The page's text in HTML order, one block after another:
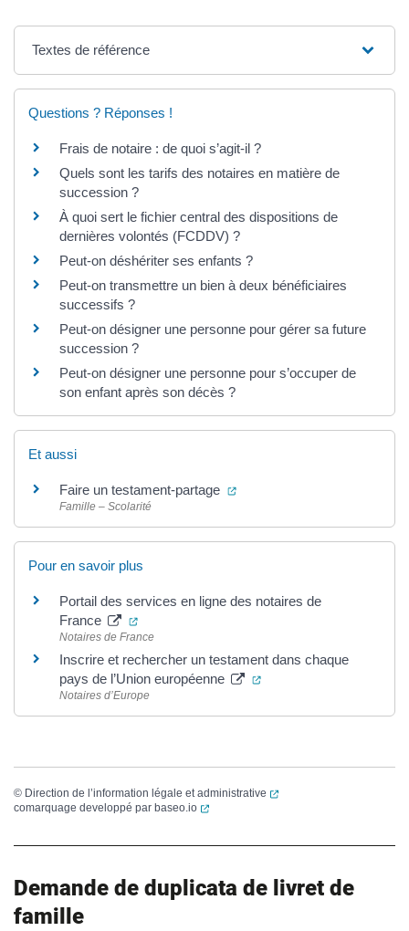
Textes de référence
Questions ? Réponses !
Frais de notaire : de quoi s’agit-il ?
Quels sont les tarifs des notaires en matière de
succession ?
À quoi sert le fichier central des dispositions de
dernières volontés (FCDDV) ?
Peut-on déshériter ses enfants ?
Peut-on transmettre un bien à deux bénéficiaires
successifs ?
Peut-on désigner une personne pour gérer sa future
succession ?
Peut-on désigner une personne pour s’occuper de
son enfant après son décès ?
Et aussi
Faire un testament-partage (ouverture dans un nouvel
Famille – Scolarité
Pour en savoir plus
Portail des services en ligne des notaires de
France
(ouverture dans un nouvel onglet)
Notaires de France
Inscrire et rechercher un testament dans chaque
pays de l’Union européenne
(ouverture dans un
Notaires d’Europe
© Direction de l’information légale et administrative
(ouverture dans un
comarquage developpé par baseo.io (ouverture dans un nouvel onglet)
Demande de duplicata de livret de
famille